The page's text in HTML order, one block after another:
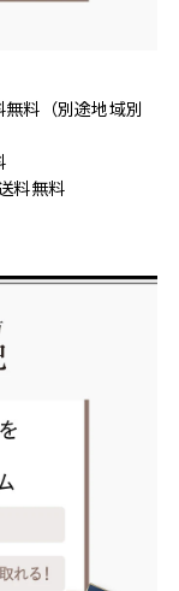
無料（別途地域別
料無料